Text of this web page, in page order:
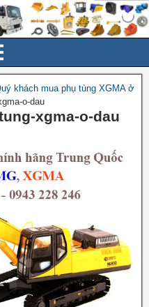
khách mua phụ tùng XGMA ở
o-dau
xgma-o-dau